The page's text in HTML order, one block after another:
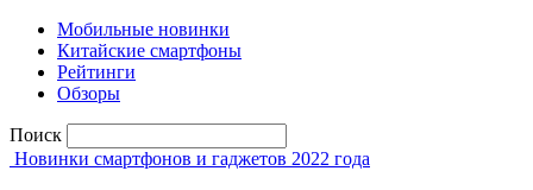
Мобильные новинки
Китайские смартфоны
Рейтинги
Обзоры
Поиск
Новинки смартфонов и гаджетов 2022 года